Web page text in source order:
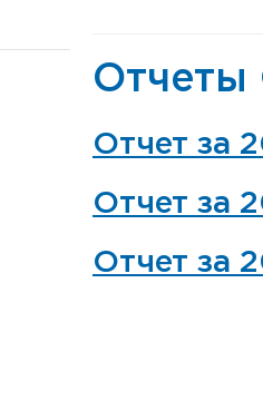
Отчет за
Отчет за
Отчет за